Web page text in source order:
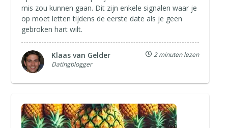
mis zou kunnen gaan. Dit zijn enkele signalen waar je
op moet letten tijdens de eerste date als je geen
gebroken hart wilt.
Klaas van Gelder
Datingblogger
2 minuten lezen